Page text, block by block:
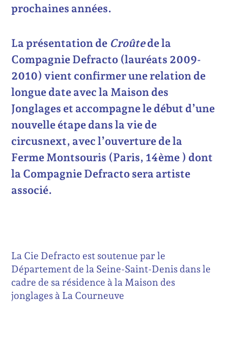
prochaines années.
La présentation de Croûtede la
Compagnie Defracto (lauréats 2009-
2010) vient confirmer une relation de
longue date avec la Maison des
Jonglages et accompagne le début d’une
nouvelle étape dans la vie de
circusnext, avec l’ouverture de la
Ferme Montsouris (Paris, 14ème ) dont
la Compagnie Defracto sera artiste
associé.
La Cie Defracto est soutenue par le
Département de la Seine-Saint-Denis dans le
cadre de sa résidence à la Maison des
jonglages à La Courneuve